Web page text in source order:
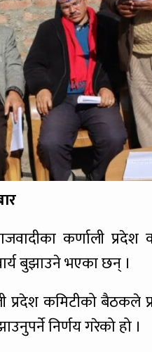
कर्णाली
बुझाउने भएका छन् ।
प्रदेश कमिटीको बैठकले
निर्णय गरेको हो ।